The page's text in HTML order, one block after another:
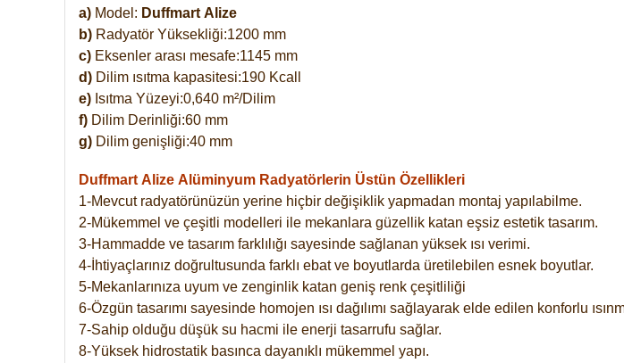
a) Model: Duffmart Alize
b) Radyatör Yüksekliği:1200 mm
c) Eksenler arası mesafe:1145 mm
d) Dilim ısıtma kapasitesi:190 Kcall
e) Isıtma Yüzeyi:0,640 m²/Dilim
f) Dilim Derinliği:60 mm
g) Dilim genişliği:40 mm
Duffmart Alize Alüminyum Radyatörlerin Üstün Özellikleri
1-Mevcut radyatörünüzün yerine hiçbir değişiklik yapmadan montaj yapılabilme.
2-Mükemmel ve çeşitli modelleri ile mekanlara güzellik katan eşsiz estetik tasarım.
3-Hammadde ve tasarım farklılığı sayesinde sağlanan yüksek ısı verimi.
4-İhtiyaçlarınız doğrultusunda farklı ebat ve boyutlarda üretilebilen esnek boyutlar.
5-Mekanlarınıza uyum ve zenginlik katan geniş renk çeşitliliği
6-Özgün tasarımı sayesinde homojen ısı dağılımı sağlayarak elde edilen konforlu
7-Sahip olduğu düşük su hacmi ile enerji tasarrufu sağlar.
8-Yüksek hidrostatik basınca dayanıklı mükemmel yapı.